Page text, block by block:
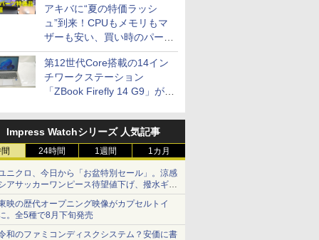
アキバに“夏の特価ラッシ
ュ”到来！CPUもメモリもマ
ザーも安い、買い時のパーツ
は？【8月7日(金)22時配信】
第12世代Core搭載の14イン
チワークステーション
「ZBook Firefly 14 G9」が
セール
Impress Watchシリーズ 人気記事
24時間 1週間 1カ月
ニクロ、今日から「お盆特別セール」。涼感
アサッカーワンピース待望値下げ、撥水ギア
ョーツは1990円に
映の歴代オープニング映像がカプセルトイ
。全5種で8月下旬発売
和のファミコンディスクシステム？安価に書